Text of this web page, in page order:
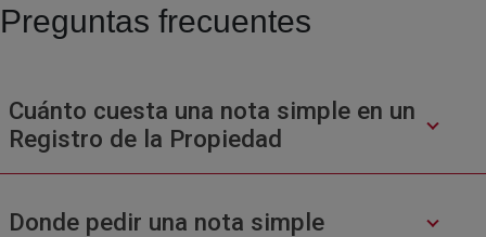
Preguntas frecuentes
Cuánto cuesta una nota simple en un
Registro de la Propiedad
Donde pedir una nota simple